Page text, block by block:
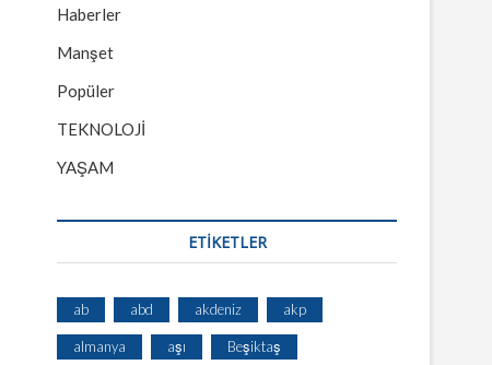
Haberler
Manşet
Popüler
TEKNOLOJİ
YAŞAM
ETİKETLER
ab abd akdeniz akp
almanya aşı Beşiktaş